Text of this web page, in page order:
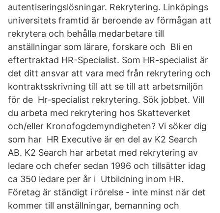
autentiseringslösningar. Rekrytering. Linköpings
universitets framtid är beroende av förmågan att
rekrytera och behålla medarbetare till
anställningar som lärare, forskare och Bli en
eftertraktad HR-Specialist. Som HR-specialist är
det ditt ansvar att vara med från rekrytering och
kontraktsskrivning till att se till att arbetsmiljön
för de Hr-specialist rekrytering. Sök jobbet. Vill
du arbeta med rekrytering hos Skatteverket
och/eller Kronofogdemyndigheten? Vi söker dig
som har HR Executive är en del av K2 Search
AB. K2 Search har arbetat med rekrytering av
ledare och chefer sedan 1996 och tillsätter idag
ca 350 ledare per år i Utbildning inom HR.
Företag är ständigt i rörelse - inte minst när det
kommer till anställningar, bemanning och